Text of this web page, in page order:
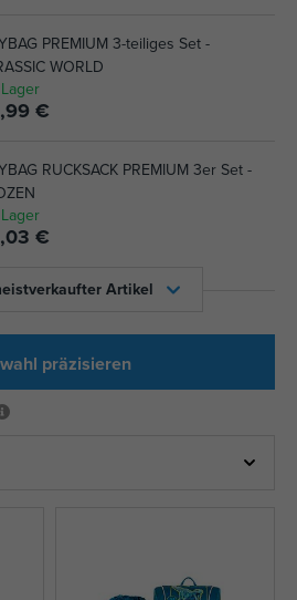
PREMIUM 3-teiliges Set -
WORLD
€
RUCKSACK PREMIUM 3er Set -
€
Artikel
präzisieren